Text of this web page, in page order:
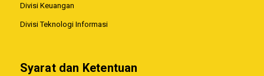
Divisi Keuangan
Divisi Teknologi Informasi
Syarat dan Ketentuan